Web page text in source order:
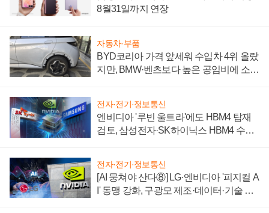
8월31일까지 연장
자동차·부품
BYD코리아 가격 앞세워 수입차 4위 올랐
지만, BMW·벤츠보다 높은 공임비에 소비
전자·전기·정보통신
엔비디아 '루빈 울트라'에도 HBM4 탑재
검토, 삼성전자·SK하이닉스 HBM4 수율
전자·전기·정보통신
[AI 뭉쳐야 산다⑧] LG·엔비디아 '피지컬 A
I' 동맹 강화, 구광모 제조·데이터·기술 결